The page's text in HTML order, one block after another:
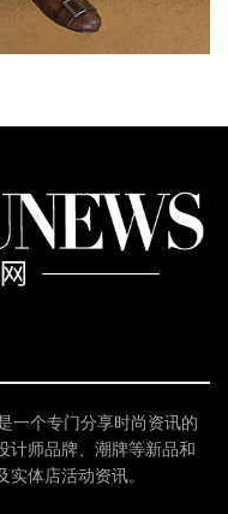
一个专门分享时尚资讯的
计师品牌、潮牌等新品和
体店活动资讯。